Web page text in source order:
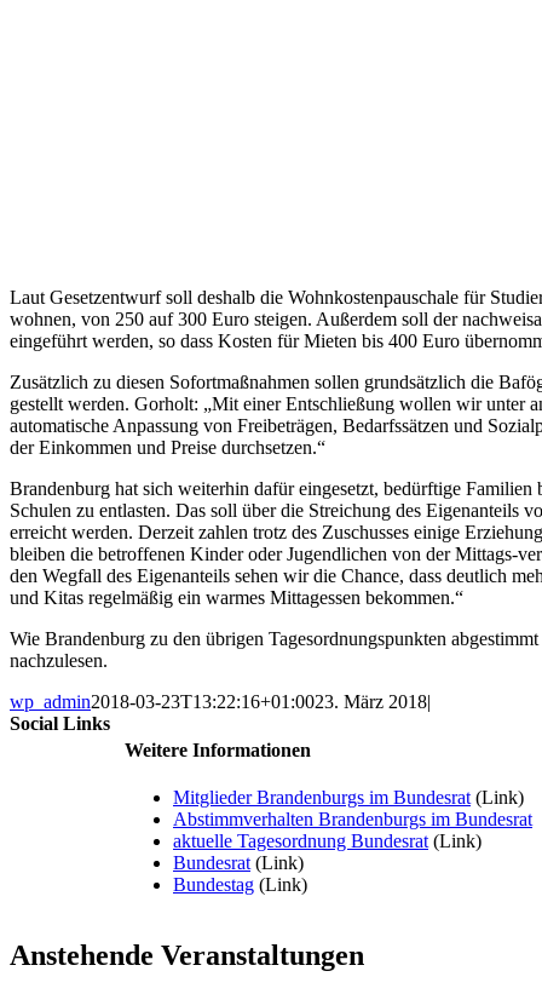
Laut Gesetzentwurf soll deshalb die Wohnkostenpauschale für
wohnen, von 250 auf 300 Euro steigen. Außerdem soll der
eingeführt werden, so dass Kosten für Mieten bis 400 Euro
Zusätzlich zu diesen Sofortmaßnahmen sollen grundsätzlich die
gestellt werden. Gorholt: „Mit einer Entschließung wollen wir unter
automatische Anpassung von Freibeträgen, Bedarfssätzen und
der Einkommen und Preise durchsetzen.“
Brandenburg hat sich weiterhin dafür eingesetzt, bedürftige
Schulen zu entlasten. Das soll über die Streichung des Eigenanteils
erreicht werden. Derzeit zahlen trotz des Zuschusses einige
bleiben die betroffenen Kinder oder Jugendlichen von der Mittags-
den Wegfall des Eigenanteils sehen wir die Chance, dass deutlich
und Kitas regelmäßig ein warmes Mittagessen bekommen.“
Wie Brandenburg zu den übrigen Tagesordnungspunkten
nachzulesen.
wp_admin2018-03-23T13:22:16+01:0023. März 2018|
Weitere Informationen
Mitglieder Brandenburgs im Bundesrat (Link)
Abstimmverhalten Brandenburgs im Bundesrat
aktuelle Tagesordnung Bundesrat (Link)
Bundesrat (Link)
Bundestag (Link)
Social Links
Anstehende Veranstaltungen